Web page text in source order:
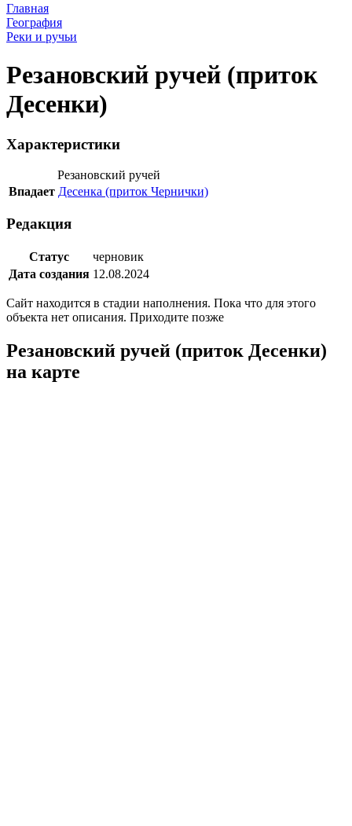
Главная
География
Реки и ручьи
Резановский ручей (приток
Десенки)
Характеристики
Резановский ручей
Впадает Десенка (приток Чернички)
Редакция
Статус
черновик
Дата создания 12.08.2024
Сайт находится в стадии наполнения. Пока что для этого
объекта нет описания. Приходите позже
Резановский ручей (приток Десенки)
на карте